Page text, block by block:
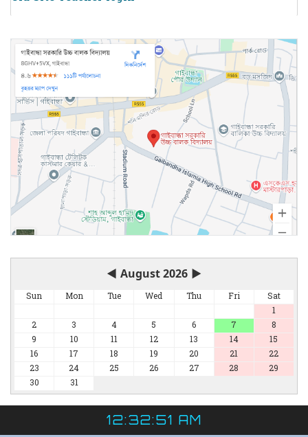
◀ August 2026 ▶
Sun Mon Tue Wed Thu Fri
Sat
1
2
3 4 5 6 7
8
9
10 11 12 13 14
15
16
17 18 19 20 21
22
23
24 25 26 27 28
29
30
31
12:32:51 AM